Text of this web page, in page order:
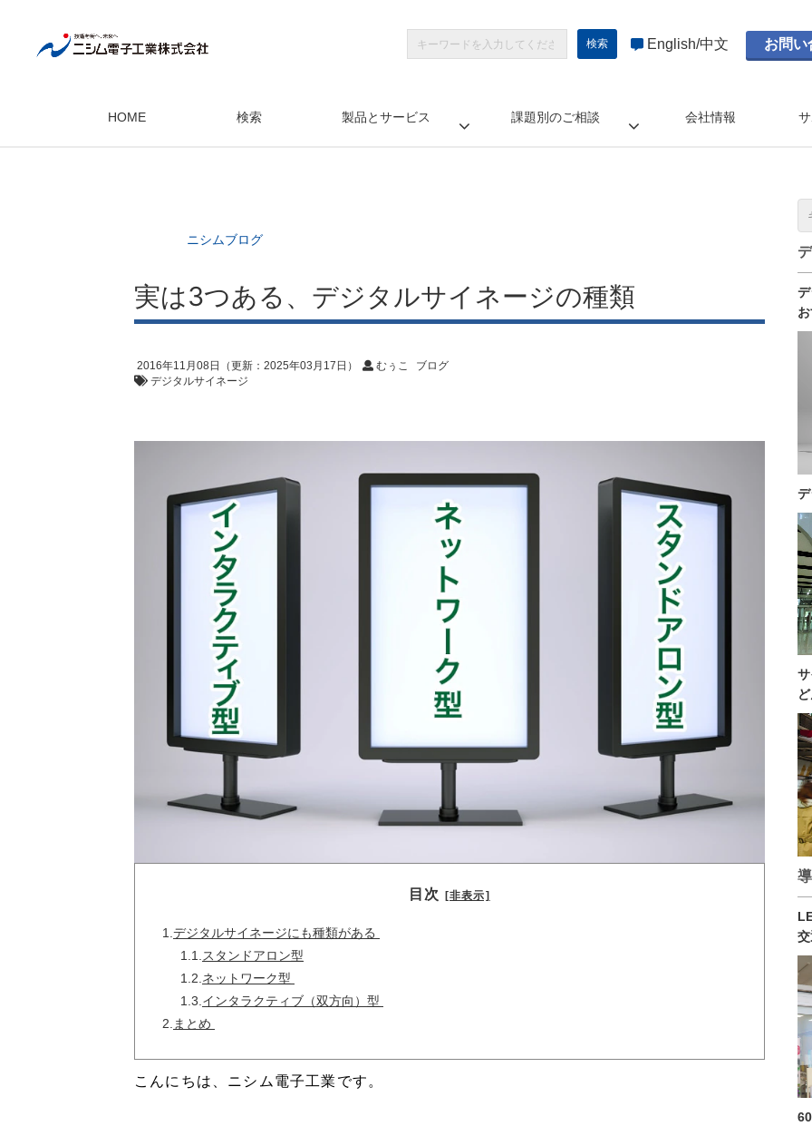
English 中文 お問い
HOME 検索 製品とサービス 課題別のご相談 会社情報
ニシムブログ
実は3つある、デジタルサイネージの種類
2016年11月08日 （更新： 2025年03月17日 ） むぅこ
ブログ
デジタルサイネージ
目次 [非表示]
1.デジタルサイネージにも種類がある
1.1.スタンドアロン型
1.2.ネットワーク型
1.3.インタラクティブ（双方向）型
2.まとめ ​​​​​​​
こんにちは、ニシム電子工業です。